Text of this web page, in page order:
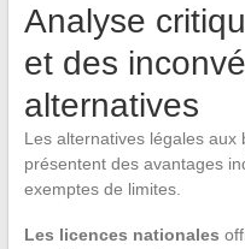
Analyse
et des
alternatives
Les alternatives légales aux
présentent des avantages
exemptes de limites.
Les licences nationales